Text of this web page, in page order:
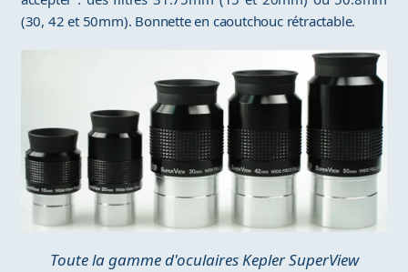
(30, 42 et 50mm). Bonnette en caoutchouc rétractable.
Toute la gamme d'oculaires Kepler SuperView